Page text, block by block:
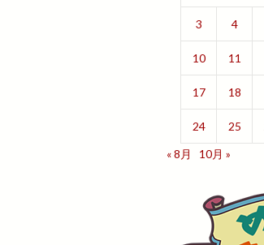
3 4
10 11
17 18
24 25
« 8月
10月 »